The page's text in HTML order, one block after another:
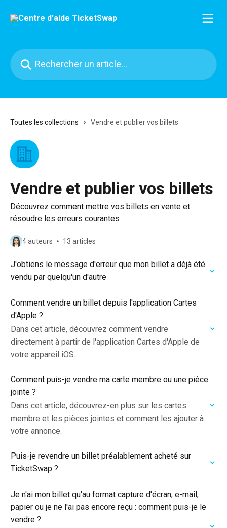
Rechercher un article...
Toutes les collections Vendre et publier vos billets
Vendre et publier vos billets
Découvrez comment mettre vos billets en vente et
résoudre les erreurs courantes
4 auteurs 13 articles
J'obtiens le message d'erreur que mon billet a déjà été
vendu par quelqu'un d'autre
Comment vendre un billet depuis l'application Cartes
d'Apple ?
Dans cet article, découvrez comment vendre
directement à partir de l'application Cartes d'Apple de
votre appareil iOS.
Comment puis-je vendre ma carte membre ou une pièce
jointe ?
Dans cet article, découvrez-en plus sur les cartes
membre et les pièces jointes et comment les ajouter à
votre annonce.
Puis-je revendre un billet préalablement acheté sur
TicketSwap ?
Je n'ai mon billet qu'au format capture d'écran, e-mail,
papier ou je ne l'ai pas encore reçu : comment puis-je le
vendre ?